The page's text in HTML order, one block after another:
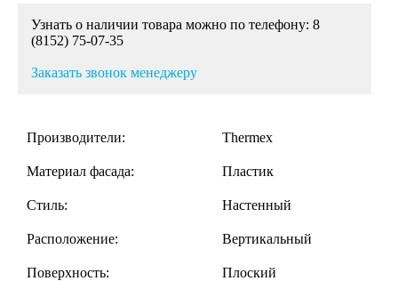
Узнать о наличии товара можно по телефону: 8
(8152) 75-07-35
Заказать звонок менеджеру
Производители: Thermex
Материал фасада: Пластик
Стиль: Настенный
Расположение: Вертикальный
Поверхность: Плоский